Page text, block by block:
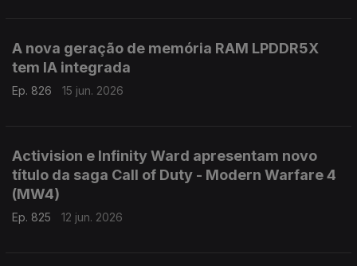
A nova geração de memória RAM LPDDR5X
tem IA integrada
Ep. 826 15 jun. 2026
Activision e Infinity Ward apresentam novo
título da saga Call of Duty - Modern Warfare 4
(MW4)
Ep. 825 12 jun. 2026